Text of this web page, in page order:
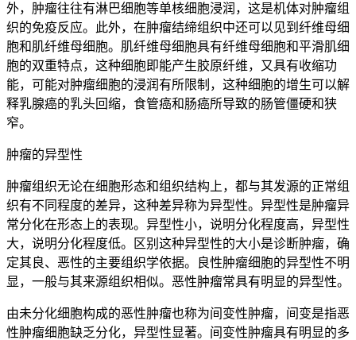
外，肿瘤往往有淋巴细胞等单核细胞浸润，这是机体对肿瘤组
织的免疫反应。此外，在肿瘤结缔组织中还可以见到纤维母细
胞和肌纤维母细胞。肌纤维母细胞具有纤维母细胞和平滑肌细
胞的双重特点，这种细胞即能产生胶原纤维，又具有收缩功
能，可能对肿瘤细胞的浸润有所限制，这种细胞的增生可以解
释乳腺癌的乳头回缩，食管癌和肠癌所导致的肠管僵硬和狭
窄。
肿瘤的异型性
肿瘤组织无论在细胞形态和组织结构上，都与其发源的正常组
织有不同程度的差异，这种差异称为异型性。异型性是肿瘤异
常分化在形态上的表现。异型性小，说明分化程度高，异型性
大，说明分化程度低。区别这种异型性的大小是诊断肿瘤，确
定其良、恶性的主要组织学依据。良性肿瘤细胞的异型性不明
显，一般与其来源组织相似。恶性肿瘤常具有明显的异型性。
由未分化细胞构成的恶性肿瘤也称为间变性肿瘤，间变是指恶
性肿瘤细胞缺乏分化，异型性显著。间变性肿瘤具有明显的多